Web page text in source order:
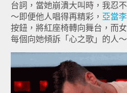
台詞，當她崩潰大叫時，我忍
～即便他人唱得再精彩， 亞當
按鈕，將紅座椅轉向舞台，而
每個向她傾訴「心之歌」的人～